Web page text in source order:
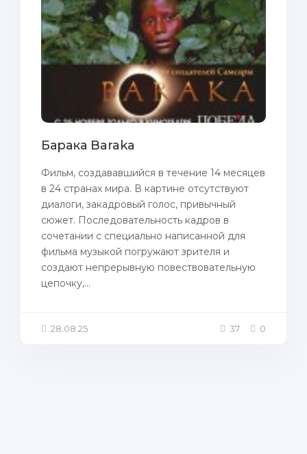
Барака Baraka
Фильм, создававшийся в течение 14 месяцев
в 24 странах мира. В картине отсутствуют
диалоги, закадровый голос, привычный
сюжет. Последовательность кадров в
сочетании с специально написанной для
фильма музыкой погружают зрителя и
создают непрерывную повествовательную
цепочку,...
28.08.25 37 0